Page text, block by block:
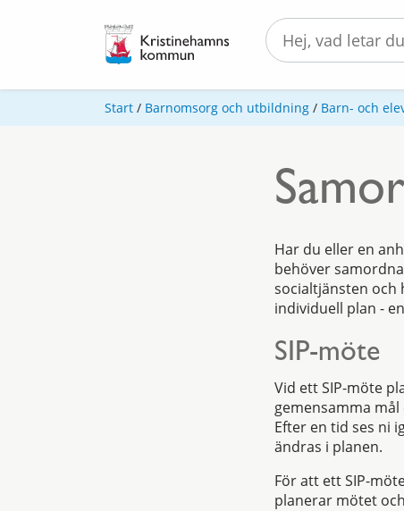
Start / Barnomsorg och utbildning / Barn- och
Har du eller en
behöver
socialtjänsten och
individuell plan -
SIP-möte
Vid ett SIP-möte
gemensamma
Efter en tid ses ni
ändras i planen.
För att ett SIP-
planerar mötet